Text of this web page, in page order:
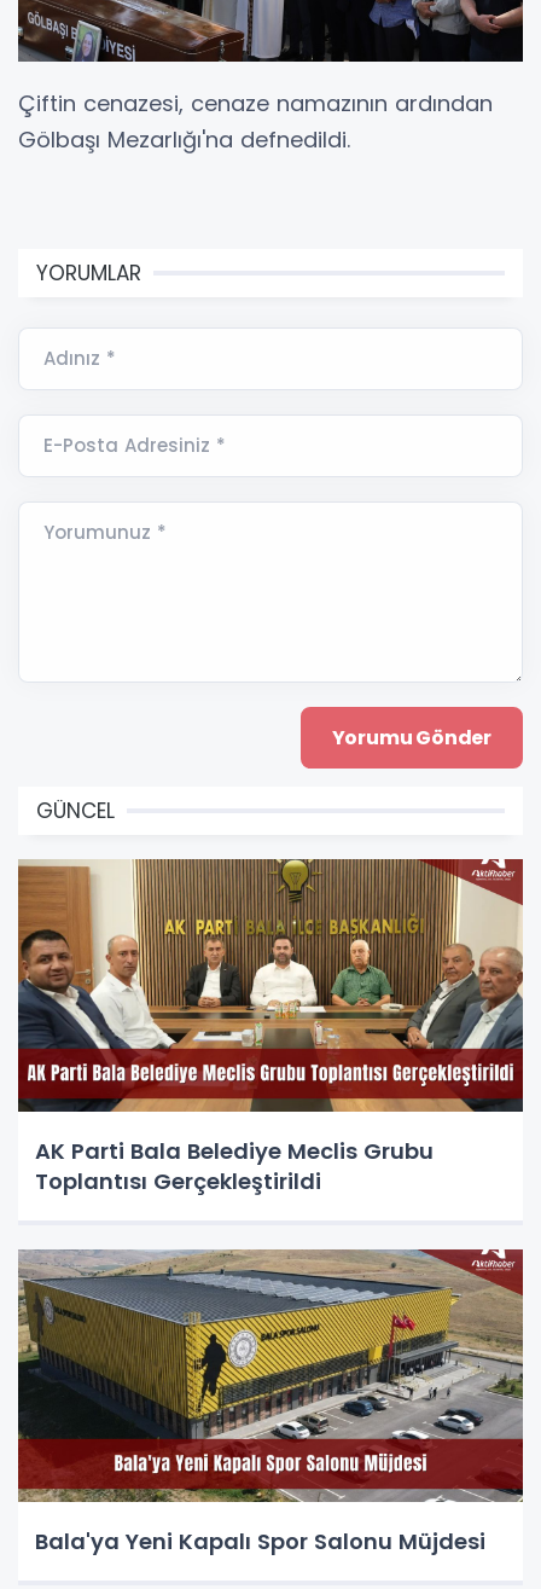
Çiftin cenazesi, cenaze namazının ardından
Gölbaşı Mezarlığı'na defnedildi.
YORUMLAR
Adınız *
E-Posta Adresiniz *
Yorumunuz *
GÜNCEL
AK Parti Bala Belediye Meclis Grubu
Toplantısı Gerçekleştirildi
Bala'ya Yeni Kapalı Spor Salonu Müjdesi